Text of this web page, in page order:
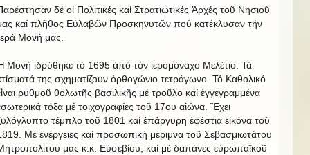
δέ οἱ Πολιτικές καί Στρατιωτικές Ἀρχές τοῦ Νησιοῦ
καί πλῆθος Εὐλαβῶν Προσκηνυτῶν πού κατέκλυσαν τήν
Μονή μας.
Μονή ἱδρύθηκε τό 1695 ἀπό τόν ἱερομόναχο Μελέτιο. Τά
της σχηματίζουν ὀρθογώνιο τετράγωνο. Τό Καθολικό
ρυθμοῦ θολωτῆς βασιλικῆς μέ τροῦλο καί ἐγγεγραμμένα
τόξα μέ τοιχογραφίες τοῦ 17ου αἰώνα. Ἒχει
τέμπλο τοῦ 1801 καί ἐπάργυρη ἐφέστια εἰκόνα τοῦ
Μέ ἐνέργειες καί προσωπική μέριμνα τοῦ Σεβασμιωτάτου
μας κ.κ. Εὐσεβίου, καί μέ δαπάνες εὐρωπαϊκοῦ